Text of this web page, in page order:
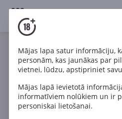
18+
Itālija Cabernet
Pinot Noir Riesling
Sauvignon Blanc
Mājas lapa satur informāciju,
personām, kas jaunākas par
vietnei, lūdzu, apstipriniet
Mājas lapā ievietotā
informatīviem nolūkiem un ir
personiskai lietošanai.